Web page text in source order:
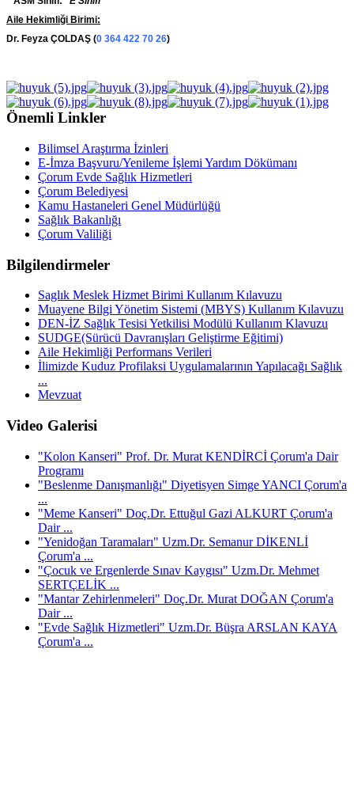
Aile Hekimliği Birimi:
Dr. Feyza ÇOLDAŞ (0 364 422 70 26)
Önemli Linkler
Bilimsel Araştırma İzinleri
E-İmza Başvuru/Yenileme İşlemi Yardım Dökümanı
Çorum Evde Sağlık Hizmetleri
Çorum Belediyesi
Kamu Hastaneleri Genel Müdürlüğü
Sağlık Bakanlığı
Çorum Valiliği
Bilgilendirmeler
Saglık Meslek Hizmet Birimi Kullanım Kılavuzu
Muayene Bilgi Yönetim Sistemi (MBYS) Kullanım Kılavuzu
DEN-İZ Sağlık Tesisi Yetkilisi Modülü Kullanım Klavuzu
SUDGE(Sürücü Davranışları Geliştirme Eğitimi)
Aile Hekimliği Performans Verileri
İlimizde Kuduz Profilaksi Uygulamalarının Yapılacağı Sağlık
...
Mevzuat
Video Galerisi
"Kolon Kanseri" Prof. Dr. Murat KENDİRCİ Çorum'a Dair
Programı
"Beslenme Danışmanlığı" Diyetisyen Simge YANCI Çorum'a
...
"Meme Kanseri" Doç.Dr. Ettuğul Gazi ALKURT Çorum'a
Dair ...
"Yenidoğan Taramaları" Uzm.Dr. Semanur DİKENLİ
Çorum'a ...
"Çocuk ve Ergenlerde Sınav Kaygısı" Uzm.Dr. Mehmet
SERTÇELİK ...
"Mantar Zehirlenmeleri" Doç.Dr. Murat DOĞAN Çorum'a
Dair ...
"Evde Sağlık Hizmetleri" Uzm.Dr. Büşra ARSLAN KAYA
Çorum'a ...